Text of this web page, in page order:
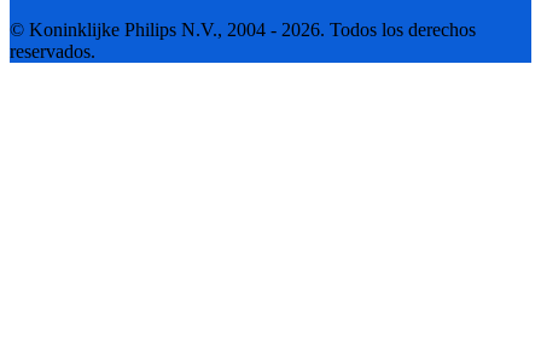
© Koninklijke Philips N.V., 2004 - 2026. Todos los derechos
reservados.